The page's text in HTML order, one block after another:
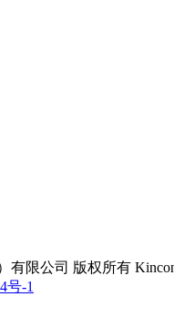
有限公司 版权所有
号-1